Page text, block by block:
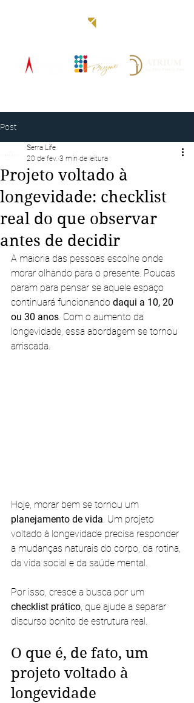
Post
Projeto voltado à
longevidade: checklist
real do que observar
antes de decidir
Serra Life
20 de fev. 3 min de leitura
A maioria das pessoas escolhe onde
morar olhando para o presente. Poucas
param para pensar se aquele espaço
continuará funcionando daqui a 10, 20
ou 30 anos. Com o aumento da
longevidade, essa abordagem se tornou
arriscada.
Hoje, morar bem se tornou um
planejamento de vida. Um projeto
voltado à longevidade precisa responder
a mudanças naturais do corpo, da rotina,
da vida social e da saúde mental.
Por isso, cresce a busca por um
checklist prático, que ajude a separar
discurso bonito de estrutura real.
O que é, de fato, um
projeto voltado à
longevidade